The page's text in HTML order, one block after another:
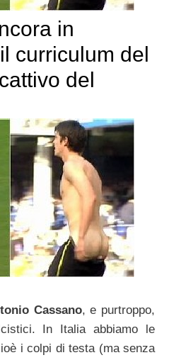
in
curriculum del
del
Cassano, e purtroppo,
In Italia abbiamo le
i colpi di testa (ma senza